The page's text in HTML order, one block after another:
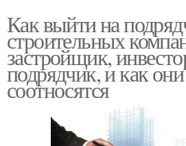
Как выйти на
строительных
застройщик,
подрядчик, и как
соотносятся